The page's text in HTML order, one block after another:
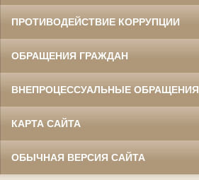
ПРОТИВОДЕЙСТВИЕ КОРРУПЦИИ
ОБРАЩЕНИЯ ГРАЖДАН
ВНЕПРОЦЕССУАЛЬНЫЕ ОБРАЩЕНИЯ
КАРТА САЙТА
ОБЫЧНАЯ ВЕРСИЯ САЙТА